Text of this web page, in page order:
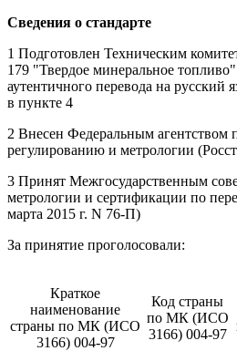
Сведения о стандарте
1 Подготовлен Техническим
179 "Твердое минеральное
аутентичного перевода на русский
в пункте 4
2 Внесен Федеральным агентством
регулированию и метрологии
3 Принят Межгосударственным
метрологии и сертификации по
марта 2015 г. N 76-П)
За принятие проголосовали:
Краткое
наименование
страны по МК (ИСО
3166) 004-97
Код страны
по МК (ИСО
3166) 004-97